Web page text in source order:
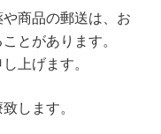
商品の郵送は、お
とがあります。
上げます。
します。